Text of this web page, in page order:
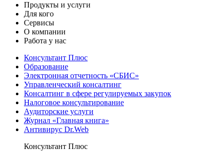
Продукты и услуги
Для кого
Сервисы
О компании
Работа у нас
Консультант Плюс
Образование
Электронная отчетность «СБИС»
Управленческий консалтинг
Консалтинг в сфере регулируемых закупок
Налоговое консультирование
Аудиторские услуги
Журнал «Главная книга»
Антивирус Dr.Web
Консультант Плюс